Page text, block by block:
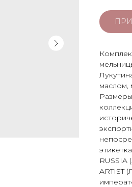
маслом,
RUSSIA
ARTIST